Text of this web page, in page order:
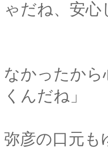
ゃだね、安心
「は
「弥彦く
なかったから
くんだね」
ほっとし
弥彦の口元も